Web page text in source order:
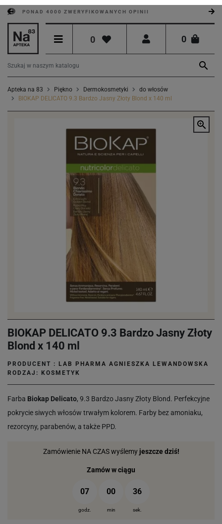
PONAD 4000 ZWERYFIKOWANYCH OPINII
0 0

Apteka na 83 Piękno Dermokosmetyki
do włosów
BIOKAP DELICATO 9.3 Bardzo Jasny Złoty Blond x 140 ml

BIOKAP DELICATO 9.3 Bardzo Jasny Złoty
Blond x 140 ml
PRODUCENT :
LAB PHARMA AGNIESZKA LEWANDOWSKA
RODZAJ: KOSMETYK
Farba Biokap Delicato, 9.3 Bardzo Jasny Złoty Blond. Perfekcyjne
pokrycie siwych włosów trwałym kolorem. Farby bez amoniaku,
rezorcyny, parabenów, a także PPD.
Zamówienie NA CZAS wyślemy jeszcze dziś!
Zamów w ciągu
07 00 35
godz. min sek.